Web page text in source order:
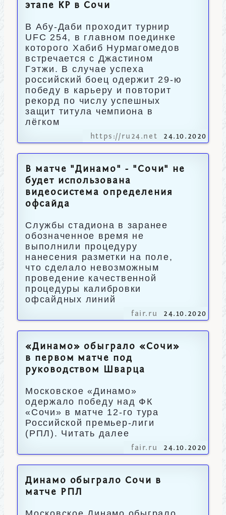
этапе КР в Сочи
В Абу-Даби проходит турнир
UFC 254, в главном поединке
которого Хабиб Нурмагомедов
встречается с Джастином
Гэтжи. В случае успеха
российский боец одержит 29-ю
победу в карьеру и повторит
рекорд по числу успешных
защит титула чемпиона в
лёгком
https://ru24.net 24.10.2020
В матче "Динамо" - "Сочи" не
будет использована
видеосистема определения
офсайда
Службы стадиона в заранее
обозначенное время не
выполнили процедуру
нанесения разметки на поле,
что сделало невозможным
проведение качественной
процедуры калибровки
офсайдных линий
fair.ru 24.10.2020
«Динамо» обыграло «Сочи»
в первом матче под
руководством Шварца
Московское «Динамо»
одержало победу над ФК
«Сочи» в матче 12-го тура
Российской премьер-лиги
(РПЛ). Читать далее
fair.ru 24.10.2020
Динамо обыграло Сочи в
матче РПЛ